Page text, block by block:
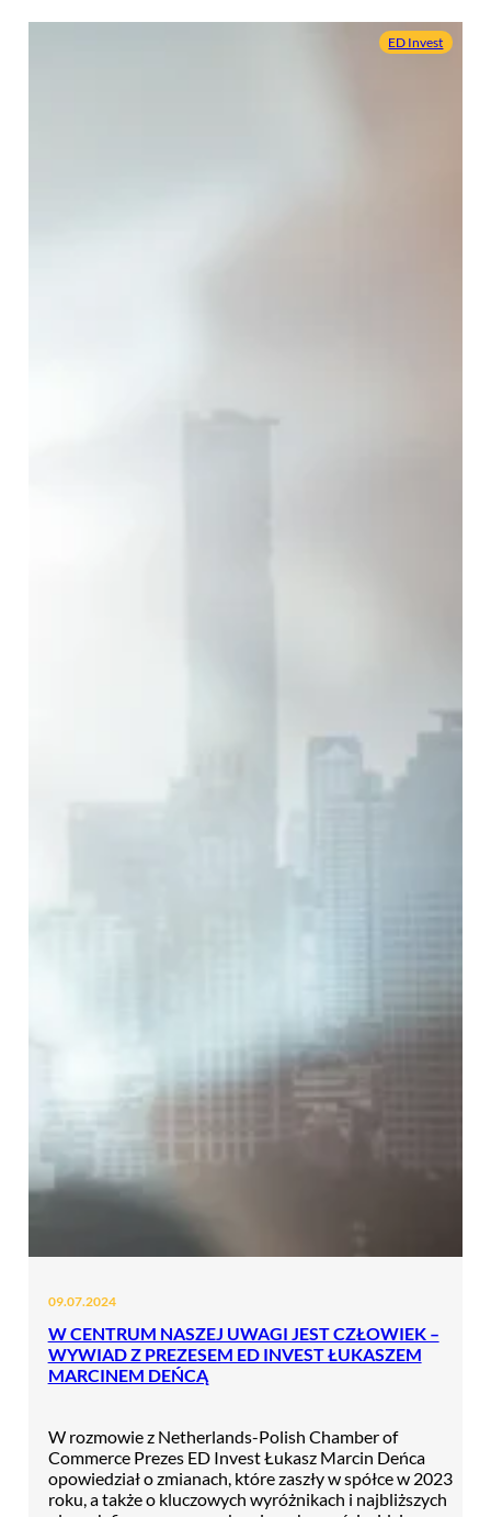
09.07.2024
W CENTRUM NASZEJ UWAGI JEST CZŁOWIEK –
WYWIAD Z PREZESEM ED INVEST ŁUKASZEM
MARCINEM DEŃCĄ
W rozmowie z Netherlands-Polish Chamber of
Commerce Prezes ED Invest Łukasz Marcin Deńca
opowiedział o zmianach, które zaszły w spółce w 2023
roku, a także o kluczowych wyróżnikach i najbliższych
ED Invest